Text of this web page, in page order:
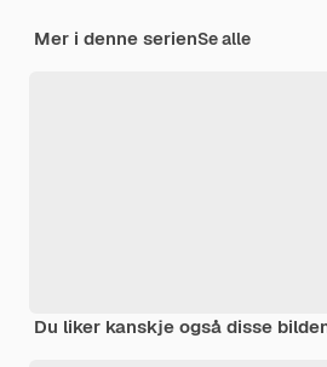
Mer i denne serienSe alle
Du liker kanskje også disse